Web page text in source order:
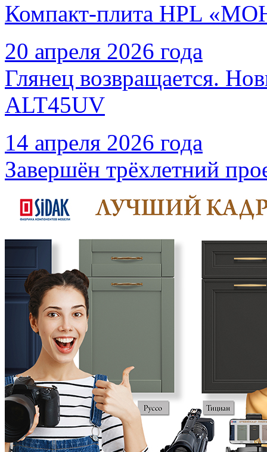
Компакт-плита HPL
20 апреля 2026 года
Глянец возвращается.
ALT45UV
14 апреля 2026 года
Завершён трёхлетний